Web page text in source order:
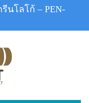
นโลโก้ – PEN-